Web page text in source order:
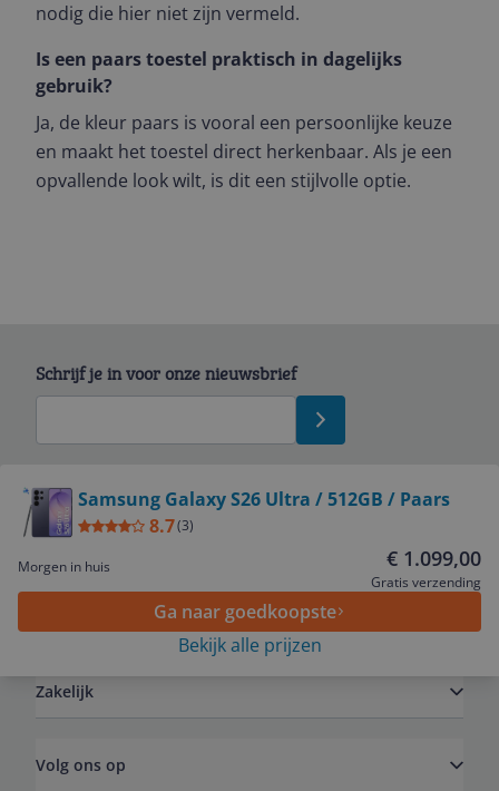
nodig die hier niet zijn vermeld.
Is een paars toestel praktisch in dagelijks
gebruik?
Ja, de kleur paars is vooral een persoonlijke keuze
en maakt het toestel direct herkenbaar. Als je een
opvallende look wilt, is dit een stijlvolle optie.
Samsung Galaxy S26 Ultra / 512GB / Paars
8.7(3)
Morgen in huis € 1.099,00
Gratis verzending
Ga naar goedkoopste
Bekijk alle prijzen
Schrijf je in voor onze nieuwsbrief
Service
Zakelijk
Volg ons op